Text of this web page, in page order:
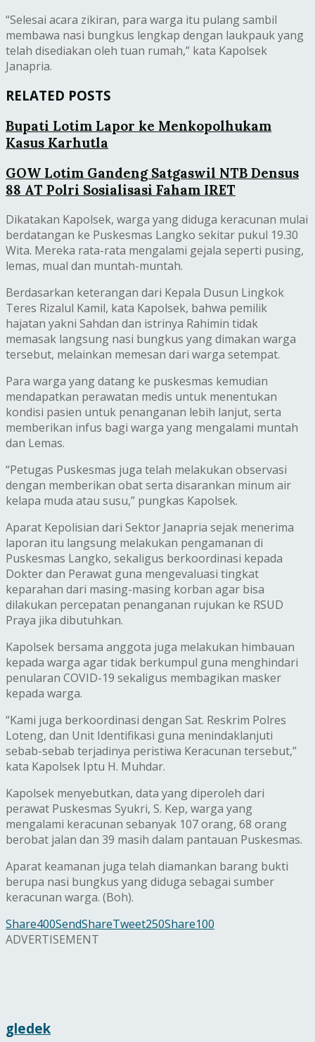
“Selesai acara zikiran, para warga itu pulang sambil
membawa nasi bungkus lengkap dengan laukpauk yang
telah disediakan oleh tuan rumah,” kata Kapolsek
Janapria.
RELATED POSTS
Bupati Lotim Lapor ke Menkopolhukam
Kasus Karhutla
GOW Lotim Gandeng Satgaswil NTB Densus
88 AT Polri Sosialisasi Faham IRET
Dikatakan Kapolsek, warga yang diduga keracunan mulai
berdatangan ke Puskesmas Langko sekitar pukul 19.30
Wita. Mereka rata-rata mengalami gejala seperti pusing,
lemas, mual dan muntah-muntah.
Berdasarkan keterangan dari Kepala Dusun Lingkok
Teres Rizalul Kamil, kata Kapolsek, bahwa pemilik
hajatan yakni Sahdan dan istrinya Rahimin tidak
memasak langsung nasi bungkus yang dimakan warga
tersebut, melainkan memesan dari warga setempat.
Para warga yang datang ke puskesmas kemudian
mendapatkan perawatan medis untuk menentukan
kondisi pasien untuk penanganan lebih lanjut, serta
memberikan infus bagi warga yang mengalami muntah
dan Lemas.
“Petugas Puskesmas juga telah melakukan observasi
dengan memberikan obat serta disarankan minum air
kelapa muda atau susu,” pungkas Kapolsek.
Aparat Kepolisian dari Sektor Janapria sejak menerima
laporan itu langsung melakukan pengamanan di
Puskesmas Langko, sekaligus berkoordinasi kepada
Dokter dan Perawat guna mengevaluasi tingkat
keparahan dari masing-masing korban agar bisa
dilakukan percepatan penanganan rujukan ke RSUD
Praya jika dibutuhkan.
Kapolsek bersama anggota juga melakukan himbauan
kepada warga agar tidak berkumpul guna menghindari
penularan COVID-19 sekaligus membagikan masker
kepada warga.
“Kami juga berkoordinasi dengan Sat. Reskrim Polres
Loteng, dan Unit Identifikasi guna menindaklanjuti
sebab-sebab terjadinya peristiwa Keracunan tersebut,”
kata Kapolsek Iptu H. Muhdar.
Kapolsek menyebutkan, data yang diperoleh dari
perawat Puskesmas Syukri, S. Kep, warga yang
mengalami keracunan sebanyak 107 orang, 68 orang
berobat jalan dan 39 masih dalam pantauan Puskesmas.
Aparat keamanan juga telah diamankan barang bukti
berupa nasi bungkus yang diduga sebagai sumber
keracunan warga. (Boh).
Share400SendShareTweet250Share100
ADVERTISEMENT
gledek